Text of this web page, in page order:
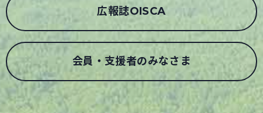
広報誌OISCA
会員・支援者のみなさま